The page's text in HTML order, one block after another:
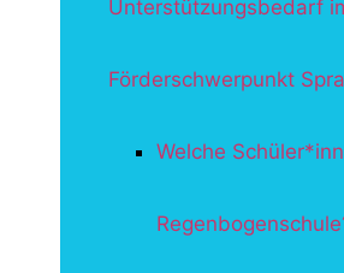
Unterstützungsbedarf
Förderschwerpunkt
Welche